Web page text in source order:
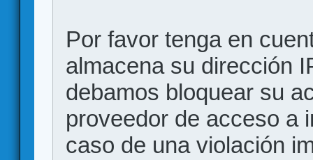
Por favor tenga en
almacena su dirección
debamos bloquear su
proveedor de acceso a
caso de una violación